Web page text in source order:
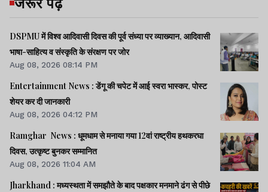
DSPMU में विश्व आदिवासी दिवस की पूर्व संध्या पर व्याख्यान, आदिवासी
भाषा-साहित्य व संस्कृति के संरक्षण पर जोर
Aug 08, 2026 08:14 PM
Entertainment News : डेंगू की चपेट में आई स्वरा भास्कर, पोस्ट
शेयर कर दी जानकारी
Aug 08, 2026 04:12 PM
Ramghar News : धूमधाम से मनाया गया 12वां राष्ट्रीय हथकरघा
दिवस, उत्कृष्ट बुनकर सम्मानित
Aug 08, 2026 11:04 AM
Jharkhand : मध्यस्थता में समझौते के बाद पक्षकार मनमाने ढंग से पीछे